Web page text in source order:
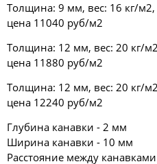
Толщина: 9 мм, вес: 16 кг/
цена 11040 руб/м2
Толщина: 12 мм, вес: 20 кг/
цена 11880 руб/м2
Толщина: 12 мм, вес: 20 кг/
цена 12240 руб/м2
Глубина канавки - 2 мм
Ширина канавки - 10 мм
Расстояние между